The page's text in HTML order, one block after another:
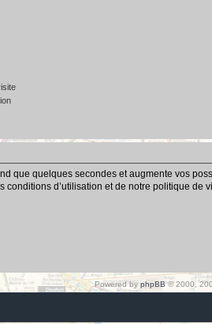
que quelques secondes et augmente vos
d’utilisation et de notre politique
Powered by phpBB© 2000,